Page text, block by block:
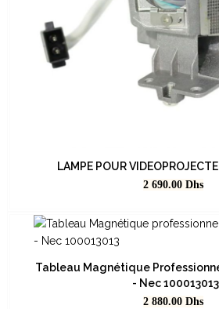
LAMPE POUR
Prix
2 690.00 Dhs
Tableau Magnétique
- Nec 100013013
Prix
2 880.00 Dhs